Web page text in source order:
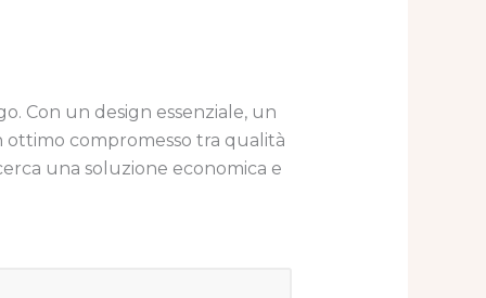
Con un design essenziale, un
ottimo compromesso tra qualità
una soluzione economica e